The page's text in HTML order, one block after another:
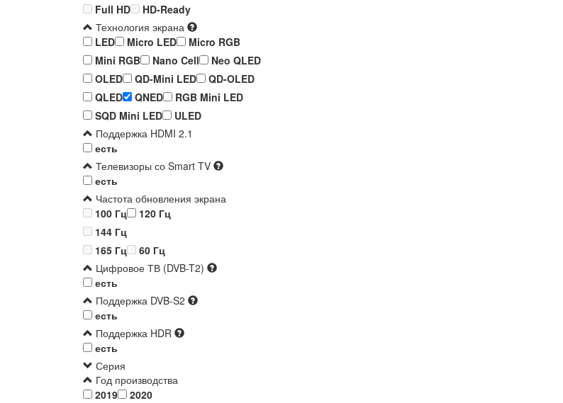
Full HD
HD-Ready
Технология экрана
LED
Micro LED
Micro RGB
Mini RGB
Nano Cell
Neo QLED
OLED
QD-Mini LED
QD-OLED
QLED
QNED
RGB Mini LED
SQD Mini LED
ULED
Поддержка HDMI 2.1
есть
Телевизоры со Smart TV
есть
Частота обновления экрана
100 Гц
120 Гц
144 Гц
165 Гц
60 Гц
Цифровое ТВ (DVB-T2)
есть
Поддержка DVB-S2
есть
Поддержка HDR
есть
Серия
Год производства
2019
2020